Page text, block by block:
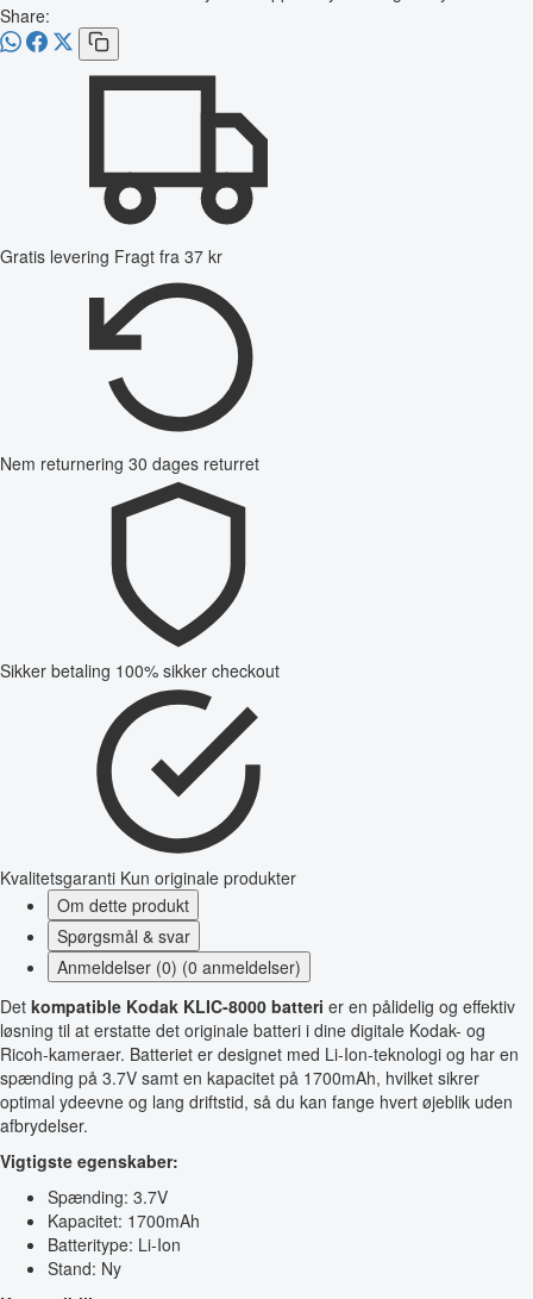
Share:
Gratis levering Fragt fra 37 kr
Nem returnering 30 dages returret
Sikker betaling 100% sikker checkout
Kvalitetsgaranti Kun originale produkter
Om dette produkt
Spørgsmål & svar
Anmeldelser (0) (0 anmeldelser)
Det kompatible Kodak KLIC-8000 batteri er en pålidelig og effektiv
løsning til at erstatte det originale batteri i dine digitale Kodak- og
Ricoh-kameraer. Batteriet er designet med Li-Ion-teknologi og har en
spænding på 3.7V samt en kapacitet på 1700mAh, hvilket sikrer
optimal ydeevne og lang driftstid, så du kan fange hvert øjeblik uden
afbrydelser.
Vigtigste egenskaber:
Spænding: 3.7V
Kapacitet: 1700mAh
Batteritype: Li-Ion
Stand: Ny